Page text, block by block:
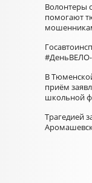
Волонтеры
помогают
В
приём
школьной
Трагедией